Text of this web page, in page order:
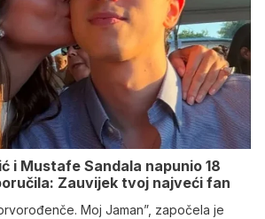
i Mustafe Sandala napunio 18
Zauvijek tvoj najveći fan
Moj Jaman”, započela je